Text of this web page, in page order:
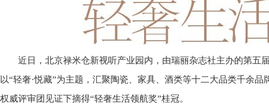
近日，北京禄米仓新视听产业园内，由瑞丽杂志社主办的第五
以“轻奢·悦藏”为主题，汇聚陶瓷、家具、酒类等十二大品类千余
权威评审团见证下摘得“轻奢生活领航奖”桂冠。